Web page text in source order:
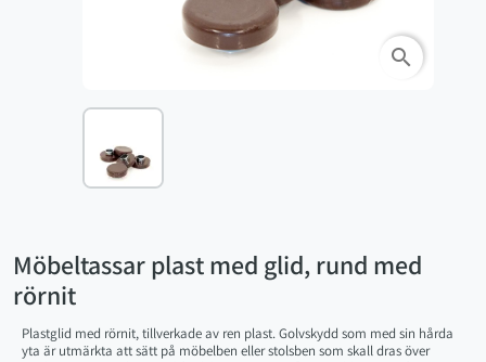
search
Möbeltassar plast med glid, rund med
rörnit
Plastglid med rörnit, tillverkade av ren plast. Golvskydd som med sin hårda
yta är utmärkta att sätt på möbelben eller stolsben som skall dras över